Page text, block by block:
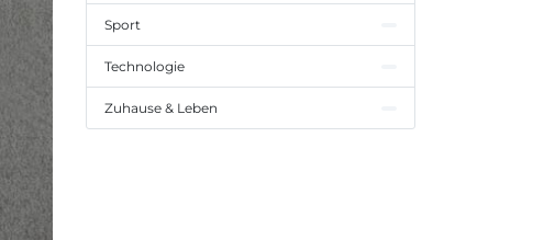
Sport
Technologie
Zuhause & Leben